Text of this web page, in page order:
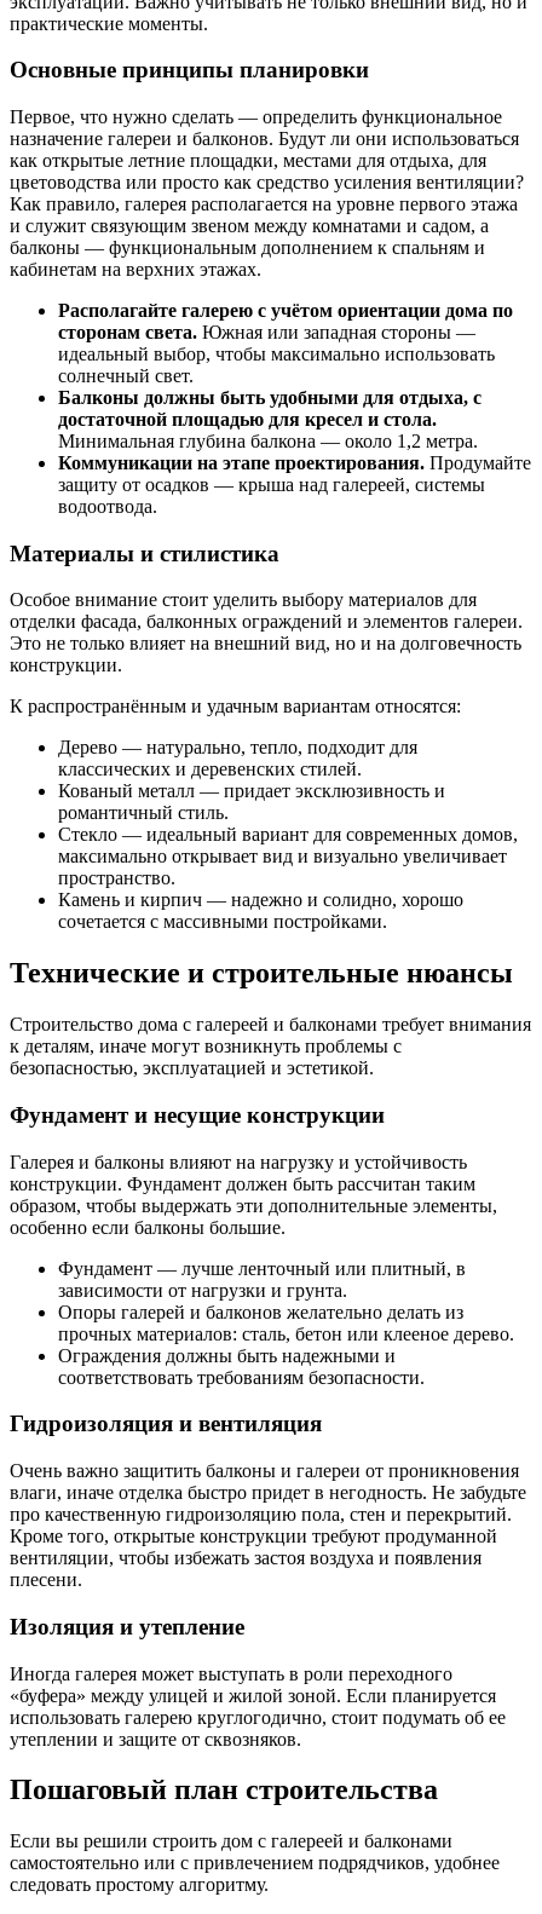
практические моменты.
Основные принципы планировки
Первое, что нужно сделать — определить функциональное
назначение галереи и балконов. Будут ли они использоваться
как открытые летние площадки, местами для отдыха, для
цветоводства или просто как средство усиления вентиляции?
Как правило, галерея располагается на уровне первого этажа
и служит связующим звеном между комнатами и садом, а
балконы — функциональным дополнением к спальням и
кабинетам на верхних этажах.
Располагайте галерею с учётом ориентации дома по
сторонам света. Южная или западная стороны —
идеальный выбор, чтобы максимально использовать
солнечный свет.
Балконы должны быть удобными для отдыха, с
достаточной площадью для кресел и стола.
Минимальная глубина балкона — около 1,2 метра.
Коммуникации на этапе проектирования. Продумайте
защиту от осадков — крыша над галереей, системы
водоотвода.
Материалы и стилистика
Особое внимание стоит уделить выбору материалов для
отделки фасада, балконных ограждений и элементов галереи.
Это не только влияет на внешний вид, но и на долговечность
конструкции.
К распространённым и удачным вариантам относятся:
Дерево — натурально, тепло, подходит для
классических и деревенских стилей.
Кованый металл — придает эксклюзивность и
романтичный стиль.
Стекло — идеальный вариант для современных домов,
максимально открывает вид и визуально увеличивает
пространство.
Камень и кирпич — надежно и солидно, хорошо
сочетается с массивными постройками.
Технические и строительные нюансы
Строительство дома с галереей и балконами требует внимания
к деталям, иначе могут возникнуть проблемы с
безопасностью, эксплуатацией и эстетикой.
Фундамент и несущие конструкции
Галерея и балконы влияют на нагрузку и устойчивость
конструкции. Фундамент должен быть рассчитан таким
образом, чтобы выдержать эти дополнительные элементы,
особенно если балконы большие.
Фундамент — лучше ленточный или плитный, в
зависимости от нагрузки и грунта.
Опоры галерей и балконов желательно делать из
прочных материалов: сталь, бетон или клееное дерево.
Ограждения должны быть надежными и
соответствовать требованиям безопасности.
Гидроизоляция и вентиляция
Очень важно защитить балконы и галереи от проникновения
влаги, иначе отделка быстро придет в негодность. Не забудьте
про качественную гидроизоляцию пола, стен и перекрытий.
Кроме того, открытые конструкции требуют продуманной
вентиляции, чтобы избежать застоя воздуха и появления
плесени.
Изоляция и утепление
Иногда галерея может выступать в роли переходного
«буфера» между улицей и жилой зоной. Если планируется
использовать галерею круглогодично, стоит подумать об ее
утеплении и защите от сквозняков.
Пошаговый план строительства
Если вы решили строить дом с галереей и балконами
самостоятельно или с привлечением подрядчиков, удобнее
следовать простому алгоритму.